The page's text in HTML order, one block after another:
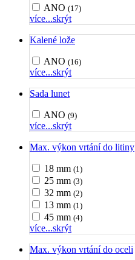
ANO (17)
více...skrýt
Kalené lože
ANO (16)
více...skrýt
Sada lunet
ANO (9)
více...skrýt
Max. výkon vrtání do litiny
18 mm (1)
25 mm (3)
32 mm (2)
13 mm (1)
45 mm (4)
více...skrýt
Max. výkon vrtání do oceli